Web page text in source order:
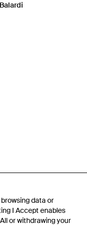
data or
I Accept enables
or withdrawing your
data or
I Accept enables
or withdrawing your
Balardi